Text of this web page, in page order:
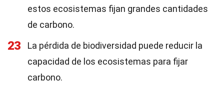
estos ecosistemas fijan grandes cantidades
de carbono.
23
La pérdida de biodiversidad puede reducir la
capacidad de los ecosistemas para fijar
carbono.